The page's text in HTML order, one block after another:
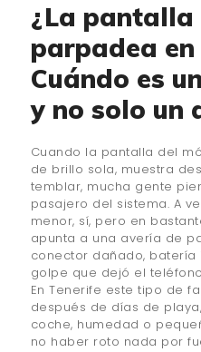
¿La pantalla
parpadea en
Cuándo es
y no solo un
Cuando la pantalla del
de brillo sola, muestra
temblar, mucha gente
pasajero del sistema. A
menor, sí, pero en
apunta a una avería de
conector dañado, batería
golpe que dejó el
En Tenerife este tipo de
después de días de
coche, humedad o
no haber roto nada por